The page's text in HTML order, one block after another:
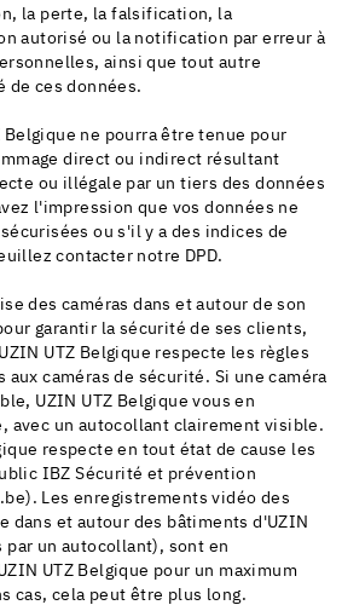
la perte, la falsification, la
autorisé ou la notification par erreur à
ainsi que tout autre
de ces données.
Belgique ne pourra être tenue pour
direct ou indirect résultant
ou illégale par un tiers des données
l'impression que vos données ne
ou s'il y a des indices de
contacter notre DPD.
des caméras dans et autour de son
garantir la sécurité de ses clients,
UTZ Belgique respecte les règles
caméras de sécurité. Si une caméra
UZIN UTZ Belgique vous en
avec un autocollant clairement visible.
respecte en tout état de cause les
IBZ Sécurité et prévention
Les enregistrements vidéo des
dans et autour des bâtiments d'UZIN
par un autocollant), sont en
UTZ Belgique pour un maximum
cas, cela peut être plus long.